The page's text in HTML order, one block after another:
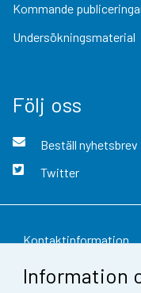
Information
Kommande
Undersökningsmaterial
Följ oss
Beställ nyhetsbrev
Twitter
Kontaktinformation
Respons